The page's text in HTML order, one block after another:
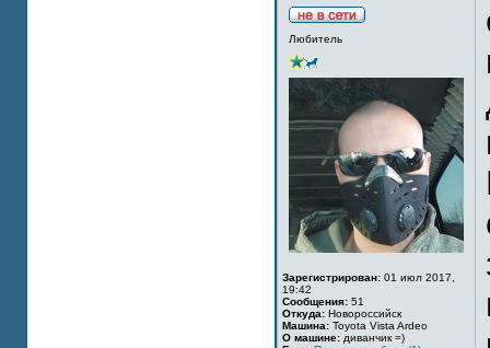
Любитель
Зарегистрирован: 01 июл 2017,
19:42
Сообщения: 51
Откуда: Новороссийск
Машина: Toyota Vista Ardeo
О машине: диванчик =)